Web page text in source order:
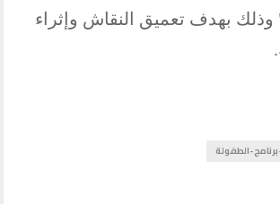
وذلك بهدف تعميق النقاش وإثراء
الطفولة